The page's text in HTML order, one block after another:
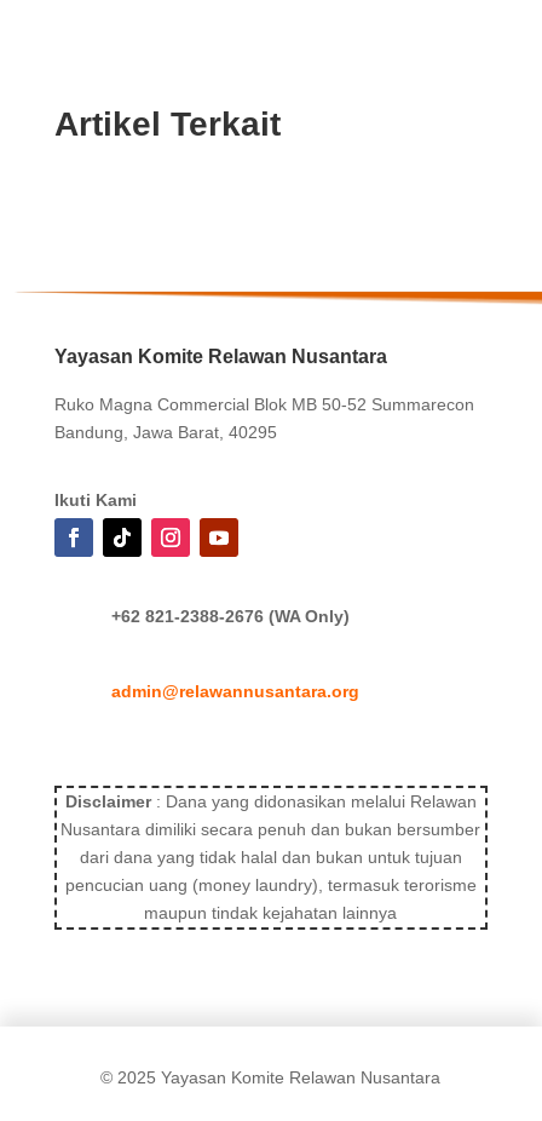
Artikel Terkait
Yayasan Komite Relawan Nusantara
Ruko Magna Commercial Blok MB 50-52 Summarecon
Bandung, Jawa Barat, 40295
Ikuti Kami
+62 821-2388-2676 (WA Only)
admin@relawannusantara.org
Disclaimer: Dana yang didonasikan melalui Relawan
Nusantara dimiliki secara penuh dan bukan bersumber
dari dana yang tidak halal dan bukan untuk tujuan
pencucian uang (money laundry), termasuk terorisme
maupun tindak kejahatan lainnya
© 2025 Yayasan Komite Relawan Nusantara